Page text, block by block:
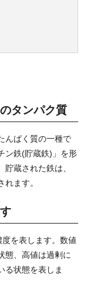
タンパク質
んぱく質の一種で
ン鉄(貯蔵鉄)」を形
蔵された鉄は、
ます。
を表します。数値
態、高値は過剰に
る状態を表しま